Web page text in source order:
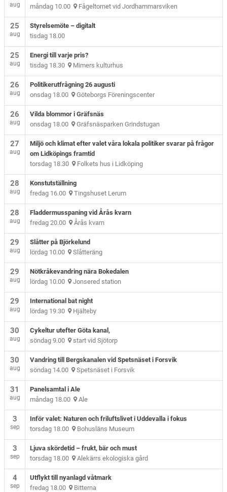
aug måndag 10.00 Fågeltornet vid Jordhammarsviken
25
aug
Styrelsemöte – digitalt
tisdag 18.00
25
aug
Energi till varje pris?
tisdag 18.30 Mimers kulturhus
26
aug
Politikerutfrågning 26 augusti
onsdag 18.00 Göteborgs Föreningscenter
26
aug
Vilda blommor i Gräfsnäs
onsdag 18.00 Gräfsnäsparken Grindstugan
27
aug
Miljö och klimat efter valet våra lokala politiker svarar på frågor
om Lidköpings framtid
torsdag 18.30 Folkets hus i Lidköping
28
aug
Konstutställning
fredag 16.00 Tingshuset Lerum
28
aug
Fladdermusspaning vid Årås kvarn
fredag 20.00 Årås kvarn
29
aug
Slåtter på Björkelund
lördag 10.00 Slåtteräng
29
aug
Nötkråkevandring nära Bokedalen
lördag 10.00 Jonsered station
29
aug
International bat night
lördag 19.30 Hjälteby
30
aug
Cykeltur utefter Göta kanal,
söndag 9.00 start vid Sjötorp
30
aug
Vandring till Bergskanalen vid Spetsnäset i Forsvik
söndag 14.00 Spetsnäset i Forsvik
31
aug
Panelsamtal i Ale
måndag 18.00 Ale
3
sep
Inför valet: Naturen och friluftslivet i Uddevalla i fokus
torsdag 18.00 Bohusläns Museum
3
sep
Ljuva skördetid – frukt, bär och must
torsdag 18.00 Alekärrs ekologiska gård
4
sep
Utflykt till nyanlagd våtmark
fredag 18.00 Bitterna